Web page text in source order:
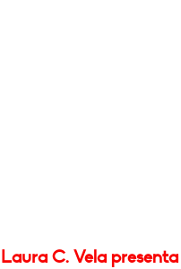
Laura C. Vela presenta